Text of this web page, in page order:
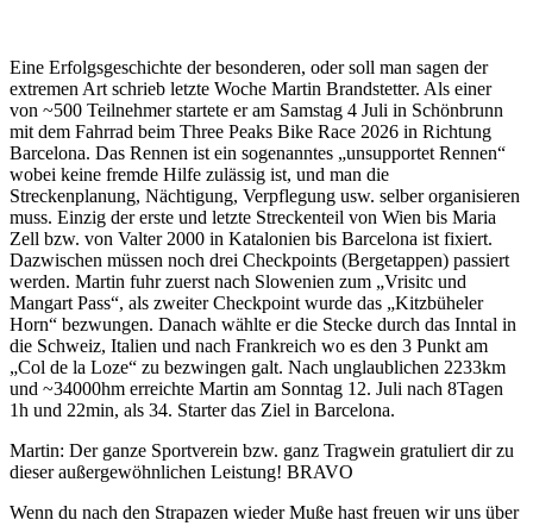
Eine Erfolgsgeschichte der besonderen, oder soll man sagen der
extremen Art schrieb letzte Woche Martin Brandstetter. Als einer
von ~500 Teilnehmer startete er am Samstag 4 Juli in Schönbrunn
mit dem Fahrrad beim Three Peaks Bike Race 2026 in Richtung
Barcelona. Das Rennen ist ein sogenanntes „unsupportet Rennen“
wobei keine fremde Hilfe zulässig ist, und man die
Streckenplanung, Nächtigung, Verpflegung usw. selber organisieren
muss. Einzig der erste und letzte Streckenteil von Wien bis Maria
Zell bzw. von Valter 2000 in Katalonien bis Barcelona ist fixiert.
Dazwischen müssen noch drei Checkpoints (Bergetappen) passiert
werden. Martin fuhr zuerst nach Slowenien zum „Vrisitc und
Mangart Pass“, als zweiter Checkpoint wurde das „Kitzbüheler
Horn“ bezwungen. Danach wählte er die Stecke durch das Inntal in
die Schweiz, Italien und nach Frankreich wo es den 3 Punkt am
„Col de la Loze“ zu bezwingen galt. Nach unglaublichen 2233km
und ~34000hm erreichte Martin am Sonntag 12. Juli nach 8Tagen
1h und 22min, als 34. Starter das Ziel in Barcelona.
Martin: Der ganze Sportverein bzw. ganz Tragwein gratuliert dir zu
dieser außergewöhnlichen Leistung! BRAVO
Wenn du nach den Strapazen wieder Muße hast freuen wir uns über